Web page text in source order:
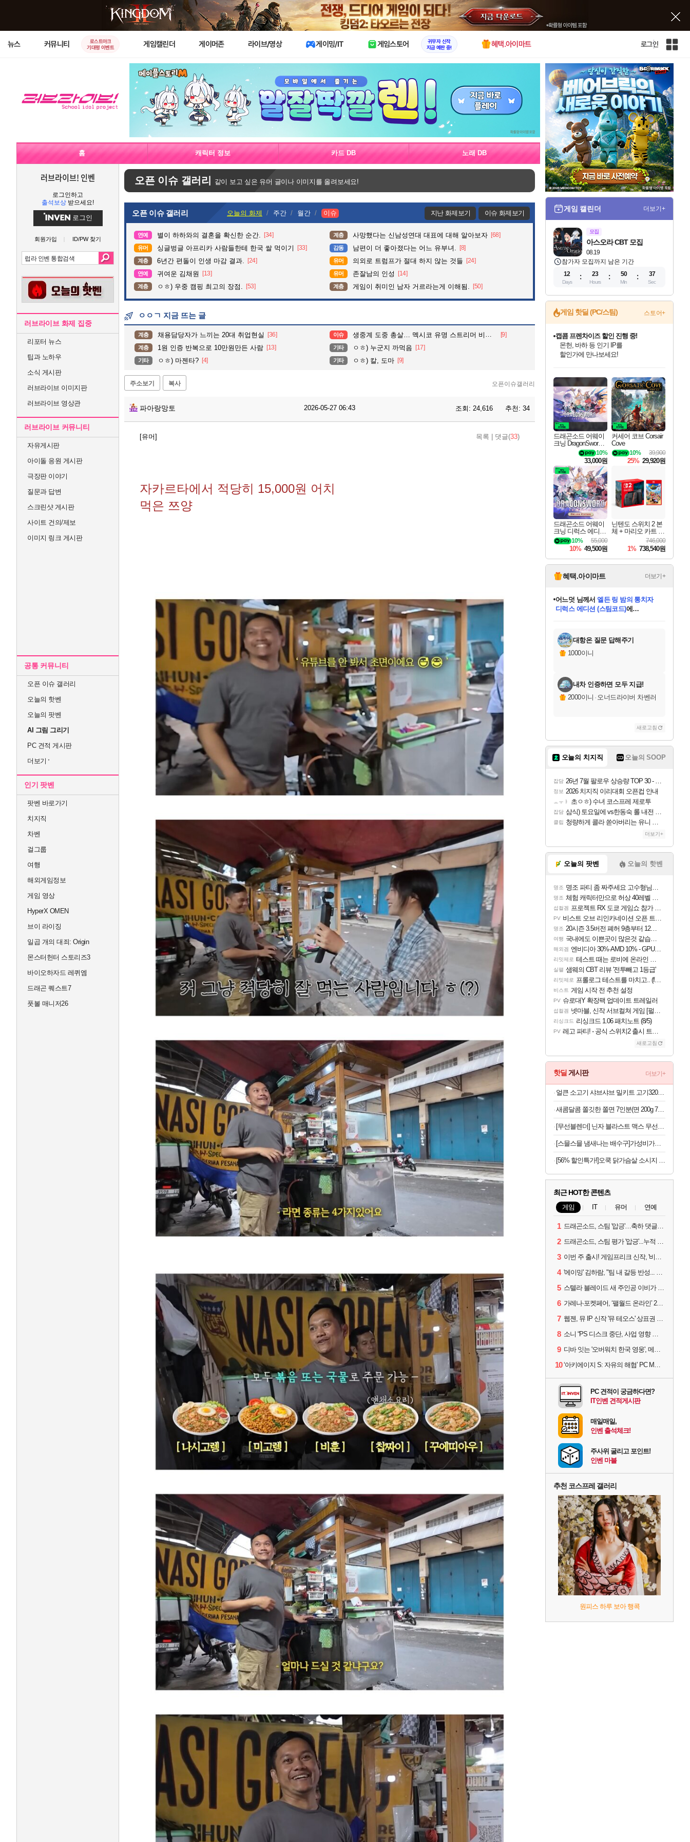
X
뉴스 커뮤니티
로스트아크
기대평 이벤트
게임캘린더 게이머존 라이브/영상 게이밍/IT 게임스토어
귀무자 신작
지금 예판 중!
혜택.아이마트 로그인
인
사
이
트
맵
홈 캐릭터 정보 카드 DB 노래 DB
러브라이브! 인벤
로그인하고
출석보상 받으세요!
로그인
회원가입 ID/PW 찾기
러브라이브 화제 집중
리포터 뉴스
팁과 노하우
소식 게시판
러브라이브 이미지판
러브라이브 영상관
러브라이브 커뮤니티
자유게시판
아이돌 응원 게시판
극장판 이야기
질문과 답변
스크린샷 게시판
사이트 건의/제보
이미지 링크 게시판
공통 커뮤니티
오픈 이슈 갤러리
오늘의 핫벤
오늘의 팟벤
AI 그림 그리기
PC 견적 게시판
더보기
인기 팟벤
팟벤 바로가기
치지직
차벤
걸그룹
여행
해외게임정보
게임 영상
HyperX OMEN
브이 라이징
일곱 개의 대죄: Origin
몬스터헌터 스토리즈3
바이오하자드 레퀴엠
드래곤 퀘스트7
풋볼 매니저26
오픈 이슈 갤러리 같이 보고 싶은 유머 글이나 이미지를 올려보세요!
오픈 이슈 갤러리 오늘의 화제 주간 월간 이슈 지난 화제보기 이슈 화제보기
연예 별이 하하와의 결혼을 확신한 순간. [34] 계층 사망했다는 신남성연대 대표에 대해 알아보자 [68]
유머 싱글벙글 아프리카 사람들한테 한국 쌀 먹이기 [33] 감동 남편이 더 좋아졌다는 어느 유부녀. [8]
계층 6년간 편돌이 인생 마감 결과. [24] 유머 의외로 트럼프가 절대 하지 않는 것들 [24]
연예 귀여운 김채원 [13] 유머 존잘남의 인성 [14]
계층 ㅇㅎ) 우중 캠핑 최고의 장점. [53] 계층 게임이 취미인 남자 거르라는게 이해됨. [50]
ㅇㅇㄱ 지금 뜨는 글
계층 채용담당자가 느끼는 20대 취업현실 [36] 이슈 생중계 도중 총살… 멕시코 유명 스트리머 비명 횡사 [9]
계층 1원 인증 반복으로 10만원만든 사람 [13] 기타 ㅇㅎ) 누군지 까먹음 [17]
기타 ㅇㅎ) 마젠타? [4] 기타 ㅇㅎ) 칼, 도마 [9]
주소보기 복사 오픈이슈갤러리
파아랑망토 2026-05-27 06:43 조회: 24,616 추천: 34
[유머] 목록 댓글(33)
자카르타에서 적당히 15,000원 어치
먹은 쯔양
게임 캘린더 더보기+
모집
08.19
아스오라 CBT 모집
참가자 모집까지 남은 기간
12
Days
23
Hours
50
Min
35
Sec
게임 핫딜 (PC/스팀) 스토어+
네이버혜택과 함께 만나보세요!
50%할인&추가 적립까지!
이니&베니 혜택까지!
네이버 혜택가와 함께 예약하세요!
할인&네이버혜택으로 만나보세요!
네이버페이 혜택과 만나보세요!
40주년 프로모션으로 만나보세요!
네이버 포인트 혜택까지!
캡콤 프렌차이즈 할인 진행 중!
몬헌, 바하 등 인기 IP를
할인가에 만나보세요!
일부 에디션 상시 할인!
혜택으로 예약 판매 중
편안하게 충전하세요
드래곤소드 어웨이
크닝 DragonSword A
10%
33,000원
커세어 코브 Corsair
Cove
39,900
10%
25% 29,920원
드래곤소드 어웨이
크닝 디럭스 에디션
DragonSword Awake
ning Deluxe Edition
55,000
10%
10% 49,500원
닌텐도 스위치 2 본
체 + 마리오 카트 월
746,000
1% 738,540원
혜택.아이마트 더보기+
당첨되셨습니다.
당첨되셨습니다.
당첨되셨습니다.
동작그만님께서 (본편포함) 데이브 더
다이버 인 더 정글 번들 (스팀코드)
에디션 (스팀코드)를 교환.
당첨되셨습니다.
당첨되셨습니다.
당첨되셨습니다.
당첨되셨습니다.
대항온 질문 답해주기
1000이니
내차 인증하면 모두 지급!
2000이니 · 오너드라이버 차벤러
새로고침
오늘의 치지직 오늘의 SOOP
잡담 26년 7월 팔로우 상승량 TOP 30 - 월간 치지직
정보 2026 치지직 이리대회 오픈컵 안내
ㅗㅜㅑ 초ㅇㅎ) 수녀 코스프레 제로투
잡담 삼식) 토요일에 vs한동숙 롤 내전 예정
클립 청량하게 콜라 쏟아버리는 유니 ㅋㅋㅋ
더보기+
오늘의 팟벤 오늘의 핫벤
명조 명조 파티 좀 짜주세요 고수형님들…
명조 체험 캐릭터만으로 허상 40레벨 하이와티아 5분 컷!｜에이메스·린네·모니에 명함
섭컬겜 프로젝트 RX 도쿄 게임쇼 참가 결정
PV 비스트 오브 리인카네이션 오픈 트레일러
명조 20시즌 3.5버전 폐허 9층부터 12층까지 클리어 조합 | 죽음의 노래와 바닷속 폐허 |
여행 국내에도 이쁜곳이 많은것 같습니다
해외겜 엔비디아 30%·AMD 10% - GPU 공급가 인상 보도
리밋제로 테스트 때는 로비에 온라인 기능이 있는데
실팰 샘웨의 CBT 리뷰 '전투빼고 1등급'
리밋제로 프롤로그 테스트를 마치고.. (feat. 리아)
비스트 게임 시작 전 추천 설정
PV 슈로대Y 확장팩 업데이트 트레일러
섭컬겜 넷마블, 신작 서브컬쳐 게임 [펄 인 블루] 티저 사이트 오픈
리싱크드 리싱크드 1.06 패치노트 (8/5)
PV 레고 파티! - 공식 스위치2 출시 트레일러
새로고침
핫딜 게시판 더보기+
얼큰 소고기 샤브샤브 밀키트 고기320g 칼국수 포함
새콤달콤 쫄깃한 쫄면 7인분(면 200g 7봉+소스 50g 7봉)
[무선블렌더] 닌자 블라스트 맥스 무선 블렌더 BC251KR, 플래티넘실버, 1개
[스믈스믈 냄새나는 배수구]가성비가브랜드다 배수구 클리너, 2.1L, 6개
[56% 할인특가!]오쿡 닭가슴살 소시지 핫바 6종, 70g, 12개
최근 HOT한 콘텐츠
게임 IT 유머 연예
1 드래곤소드, 스팀 '압긍'…축하 댓글 달고 게임 코드 받자!
2 드래곤소드, 스팀 평가 '압긍'...누적 판매량 20만장 돌파
3 이번 주 출시! 게임프리크 신작, '비스트 오브 리인카네이션'
4 '에이밍' 김하람, "팀 내 갈등 반성... 끝까지 뛰고 싶었다"
5 스텔라 블레이드 새 주인공 이비가 부릅니다, 'Wanna be in LOVE' 뮤비 공개
6 가레나·포켓페어, ‘팰월드 온라인’ 2026년 출시 예고
7 웹젠, 뮤 IP 신작 '뮤 테오스' 상표권 출원
8 소니 “PS 디스크 중단, 사업 영향 없다”
9 디바 잇는 '오버워치 한국 영웅', 메카 파일럿 디몬 나온다
10 ‘아키에이지 S: 자유의 해협’ PC MMORPG로 개발한다
PC 견적이 궁금하다면?
IT인벤 견적게시판
매일매일,
인벤 출석체크!
주사위 굴리고 포인트!
인벤 마블
추천 코스프레 갤러리
원피스 하루 보아 행콕